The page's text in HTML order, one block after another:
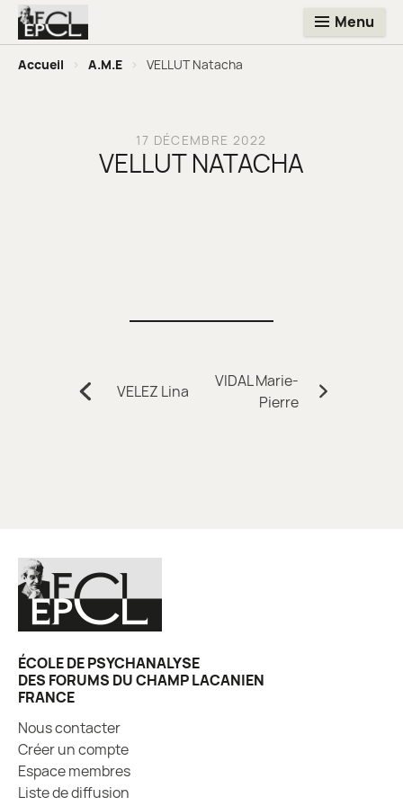
Menu
Accueil > A.M.E > VELLUT Natacha
17 DÉCEMBRE 2022
VELLUT NATACHA
Navigation
de
Précédent:
VELEZ Lina
VIDAL Marie-
Pierre
ÉCOLE DE PSYCHANALYSE
DES FORUMS DU CHAMP LACANIEN
FRANCE
Nous contacter
Créer un compte
Espace membres
Liste de diffusion